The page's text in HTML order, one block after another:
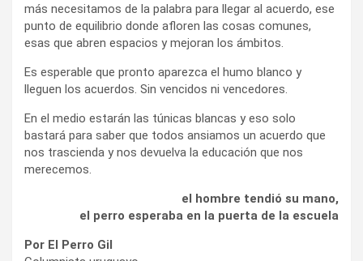
más necesitamos de la palabra para llegar al acuerdo, ese
punto de equilibrio donde afloren las cosas comunes,
esas que abren espacios y mejoran los ámbitos.
Es esperable que pronto aparezca el humo blanco y
lleguen los acuerdos. Sin vencidos ni vencedores.
En el medio estarán las túnicas blancas y eso solo
bastará para saber que todos ansiamos un acuerdo que
nos trascienda y nos devuelva la educación que nos
merecemos.
el hombre tendió su mano,
el perro esperaba en la puerta de la escuela
Por El Perro Gil